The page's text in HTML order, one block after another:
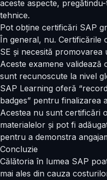
aceste aspecte,
tehnice.
Pot obține certificări SAP
În general, nu. Certificările
SE și necesită
Aceste examene
sunt recunoscute la nivel
SAP Learning oferă
badges” pentru finalizarea
Acestea nu sunt certificări
materialelor și pot fi
pentru a demonstra
Concluzie
Călătoria în lumea SAP
mai ales din cauza